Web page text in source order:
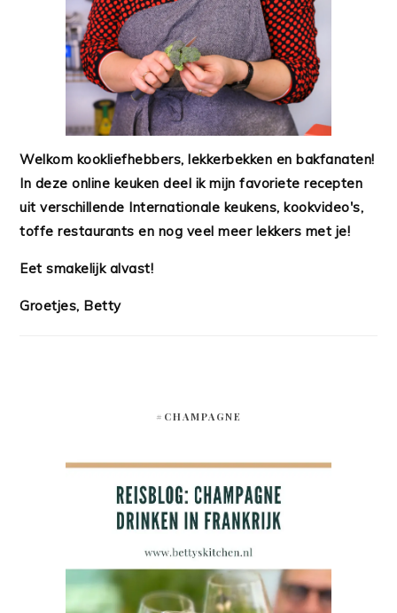
Welkom kookliefhebbers, lekkerbekken en bakfanaten!
In deze online keuken deel ik mijn favoriete recepten
uit verschillende Internationale keukens, kookvideo's,
toffe restaurants en nog veel meer lekkers met je!
Eet smakelijk alvast!
Groetjes, Betty
#CHAMPAGNE